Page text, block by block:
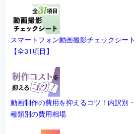
スマートフォン動画撮影チェックシート
【全31項目】
動画制作の費用を抑えるコツ！内訳別・
種類別の費用相場